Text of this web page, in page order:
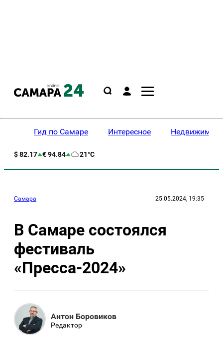
Гид по Самаре Интересное
$ 82.17 € 94.84 21°C
Самара 25.05.2024, 19:35
В Самаре состоялся
фестиваль
«Пресса-2024»
Антон Боровиков
Редактор